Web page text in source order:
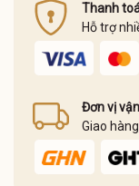
Thanh
Hỗ trợ
Đơn vị
Giao